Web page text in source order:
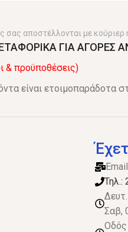
σας αποστέλλονται με
ΓΙΑ ΑΓΟΡΕΣ
& προϋποθέσεις)
είναι ετοιμοπαράδοτα
Τηλ.:
Σαβ,
Οδός